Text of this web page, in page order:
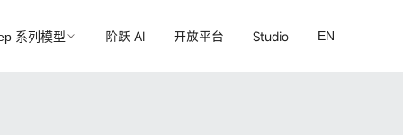
系列模型 阶跃 AI 开放平台 Studio EN